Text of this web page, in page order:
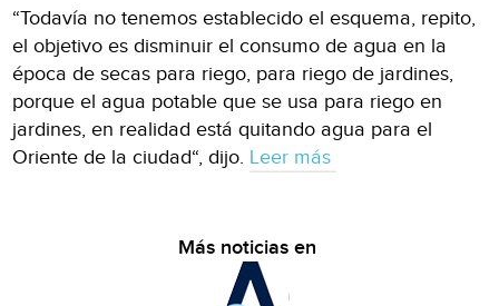
“Todavía no tenemos establecido el esquema, repito,
el objetivo es disminuir el consumo de agua en la
época de secas para riego, para riego de jardines,
porque el agua potable que se usa para riego en
jardines, en realidad está quitando agua para el
Oriente de la ciudad“, dijo. Leer más
Más noticias en